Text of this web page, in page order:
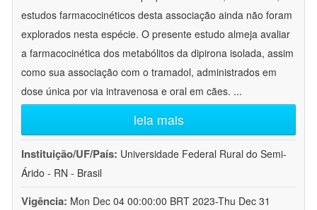
estudos farmacocinéticos desta associação ainda não foram
explorados nesta espécie. O presente estudo almeja avaliar
a farmacocinética dos metabólitos da dipirona isolada, assim
como sua associação com o tramadol, administrados em
dose única por via intravenosa e oral em cães. ...
leia mais
Instituição/UF/País: Universidade Federal Rural do Semi-
Árido - RN - Brasil
Vigência: Mon Dec 04 00:00:00 BRT 2023-Thu Dec 31